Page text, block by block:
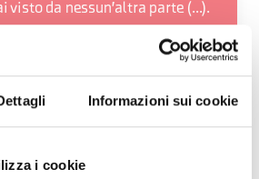
Informazioni sui cookie
i cookie
visto da nessun'altra parte (...).
Valle del Mis, per esempio, con le
in un intrico di monti